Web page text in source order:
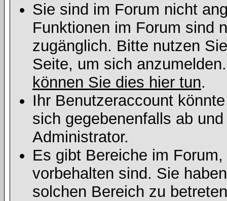
Sie sind im Forum nicht
Funktionen im Forum sind
zugänglich. Bitte nutzen
Seite, um sich
können Sie dies hier tun.
Ihr Benutzeraccount
sich gegebenenfalls ab
Administrator.
Es gibt Bereiche im
vorbehalten sind. Sie
solchen Bereich zu